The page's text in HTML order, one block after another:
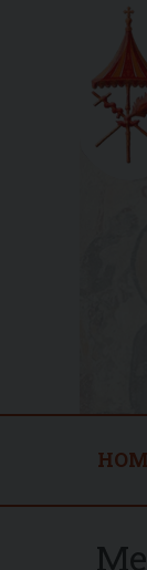
Home
new